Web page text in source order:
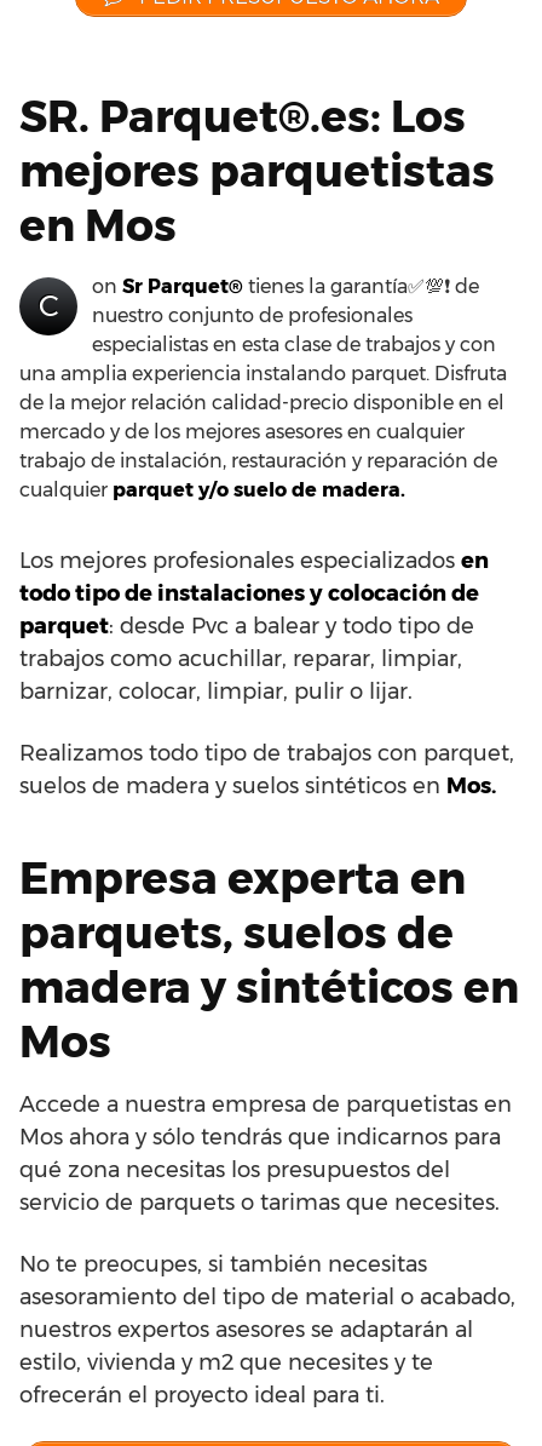
SR. Parquet®.es: Los
mejores parquetistas
en Mos
C
on Sr Parquet® tienes la garantía✅💯❗ de
nuestro conjunto de profesionales
especialistas en esta clase de trabajos y con
una amplia experiencia instalando parquet. Disfruta
de la mejor relación calidad-precio disponible en el
mercado y de los mejores asesores en cualquier
trabajo de instalación, restauración y reparación de
cualquier parquet y/o suelo de madera.
Los mejores profesionales especializados en
todo tipo de instalaciones y colocación de
parquet: desde Pvc a balear y todo tipo de
trabajos como acuchillar, reparar, limpiar,
barnizar, colocar, limpiar, pulir o lijar.
Realizamos todo tipo de trabajos con parquet,
suelos de madera y suelos sintéticos en Mos.
Empresa experta en
parquets, suelos de
madera y sintéticos en
Mos
Accede a nuestra empresa de parquetistas en
Mos ahora y sólo tendrás que indicarnos para
qué zona necesitas los presupuestos del
servicio de parquets o tarimas que necesites.
No te preocupes, si también necesitas
asesoramiento del tipo de material o acabado,
nuestros expertos asesores se adaptarán al
estilo, vivienda y m2 que necesites y te
ofrecerán el proyecto ideal para ti.